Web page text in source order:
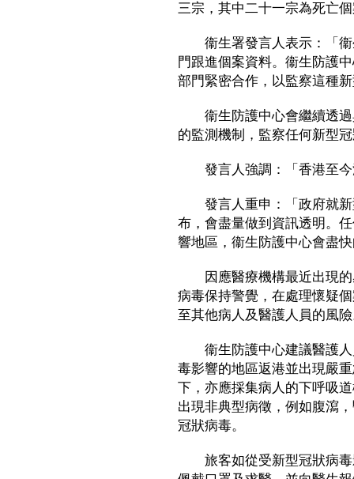
三宗，其中二十一宗為死亡
衞生署發言人表示：「衞
門跟進個案資料。衞生防護
部門緊密合作，以監察這種
衞生防護中心會繼續透過
的監測機制，監察任何新型
發言人強調：「香港至今
發言人重申：「政府就新
布，會盡量做到資訊透明。
響地區，衞生防護中心會盡
因應醫療機構最近出現的
病毒保持警覺，在處理懷疑
至其他病人及醫護人員的風
衞生防護中心建議醫護人
毒影響的地區返港並出現嚴
下，亦應採集病人的下呼吸
出現非典型病徵，例如腹瀉
冠狀病毒。
旅客如從受新型冠狀病毒